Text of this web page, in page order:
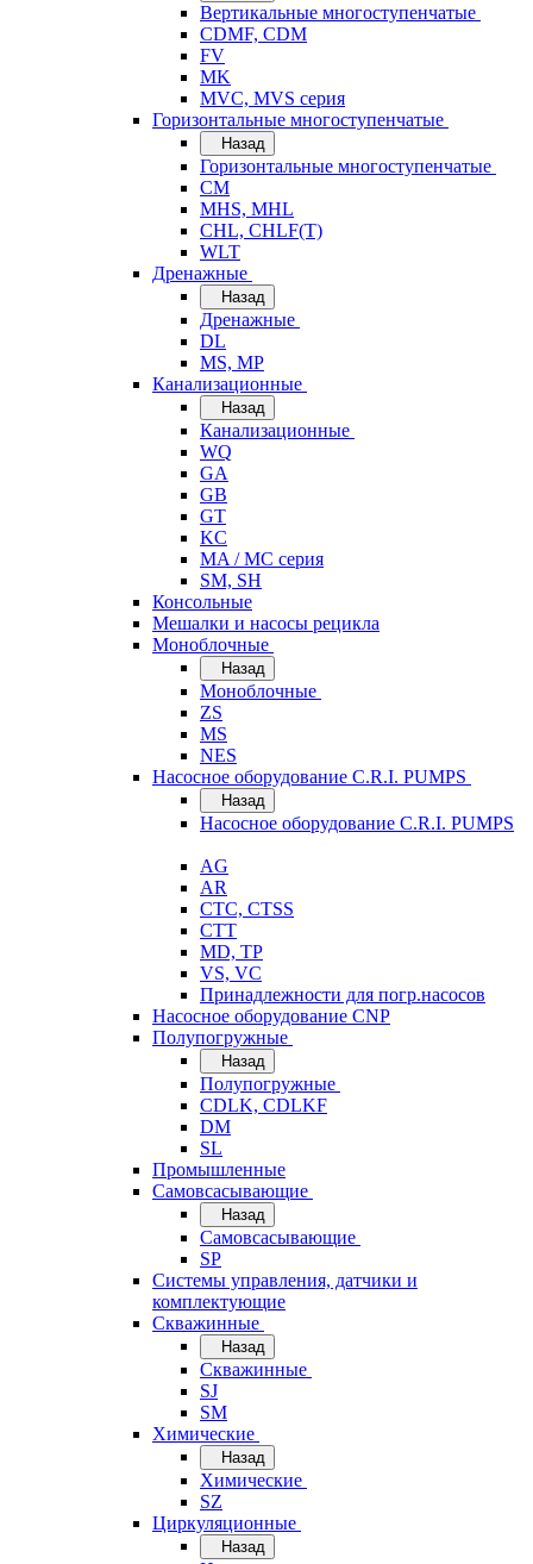
Вертикальные многоступенчатые
CDMF, CDM
FV
MK
MVC, MVS серия
Горизонтальные многоступенчатые
Назад
Горизонтальные многоступенчатые
CM
MHS, MHL
CHL, CHLF(T)
WLT
Дренажные
Назад
Дренажные
DL
MS, MP
Канализационные
Назад
Канализационные
WQ
GA
GB
GT
KC
MA / MC серия
SM, SH
Консольные
Мешалки и насосы рецикла
Моноблочные
Назад
Моноблочные
ZS
MS
NES
Насосное оборудование C.R.I. PUMPS
Назад
Насосное оборудование C.R.I. PUMPS
AG
AR
CTC, CTSS
CTT
MD, TP
VS, VC
Принадлежности для погр.насосов
Насосное оборудование CNP
Полупогружные
Назад
Полупогружные
CDLK, CDLKF
DM
SL
Промышленные
Самовсасывающие
Назад
Самовсасывающие
SP
Системы управления, датчики и
комплектующие
Скважинные
Назад
Скважинные
SJ
SM
Химические
Назад
Химические
SZ
Циркуляционные
Назад